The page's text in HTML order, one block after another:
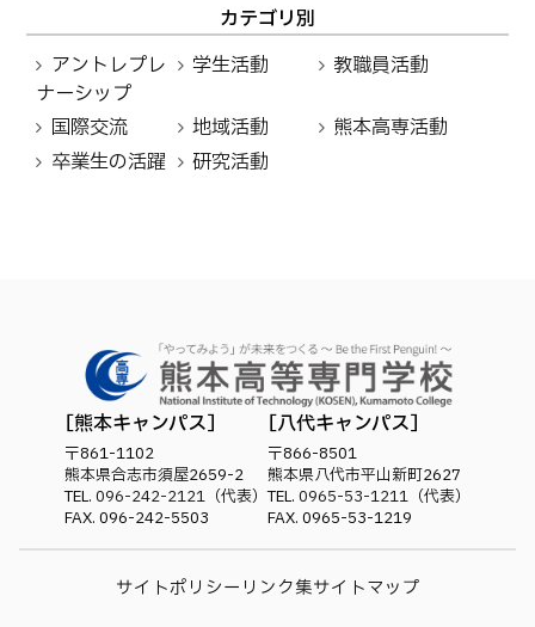
カテゴリ別
アントレプレ
ナーシップ
学生活動 教職員活動
国際交流 地域活動
熊本高専活動
卒業生の活躍
研究活動
熊本キャンパス
〒861-1102
熊本県合志市須屋2659-2
TEL. 096-242-2121 （代表）
FAX. 096-242-5503
八代キャンパス
〒866-8501
熊本県八代市平山新町2627
TEL. 0965-53-1211 （代表）
FAX. 0965-53-1219
サイトポリシー リンク集サイトマップ